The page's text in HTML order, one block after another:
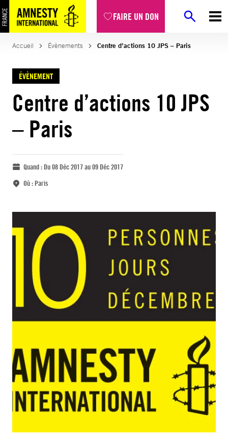
FAIRE UN DON
Accueil Évènements Centre d’actions 10 JPS – Paris
ÉVÈNEMENT
Centre d’actions 10 JPS
– Paris
Quand :Du 08 Déc 2017 au 09 Déc 2017
Où :Paris